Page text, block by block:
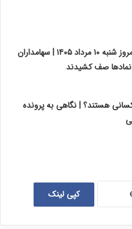
گزارش بورس امروز شنبه ۱۰ مرداد ۱۴۰۵ | سهامداران
نمادها صف کشیدند
هستند؟ | نگاهی به پرونده
کپی لینک